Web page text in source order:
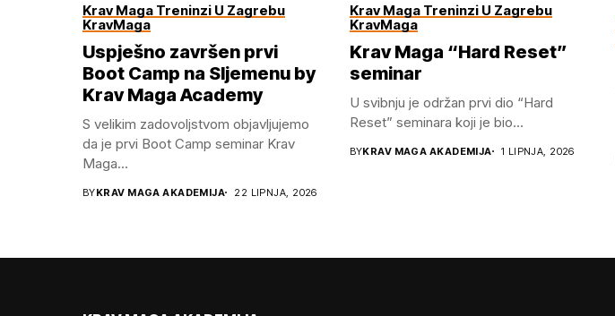
Krav Maga Treninzi U Zagrebu
KravMaga
Uspješno završen prvi
Boot Camp na Sljemenu by
Krav Maga Academy
S velikim zadovoljstvom objavljujemo
da je prvi Boot Camp seminar Krav
Maga...
BYKRAV MAGA AKADEMIJA 22 LIPNJA, 2026
Krav Maga Treninzi U Zagrebu
KravMaga
Krav Maga “Hard Reset”
seminar
U svibnju je održan prvi dio “Hard
Reset” seminara koji je bio...
BYKRAV MAGA AKADEMIJA 1 LIPNJA, 2026